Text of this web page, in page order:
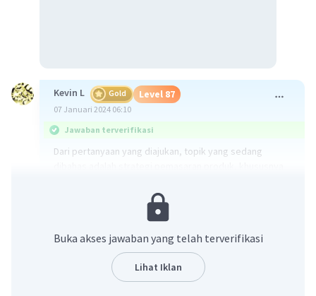
Kevin L Gold Level 87
07 Januari 2024 06:10
Jawaban terverifikasi
Dari pertanyaan yang diajukan, topik yang sedang
yang terlibat di sini adalah bagaimana memanfaatkan
teknologi dan media sosial untuk mempromosikan
produk dan menjangkau target pasar yang lebih luas.
1. Dalam kasus ini, pengusaha tersebut memanfaatkan
media sosial dan aplikasi belanja online sebagai
Buka akses jawaban yang telah terverifikasi
Lihat Iklan